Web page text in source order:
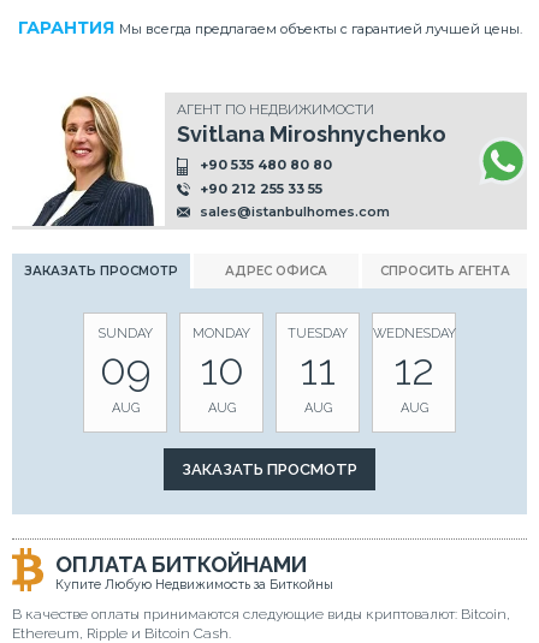
ГАРАНТИЯ Мы всегда предлагаем объекты с гарантией лучшей цены.
АГЕНТ ПО НЕДВИЖИМОСТИ
Svitlana Miroshnychenko
+90 535 480 80 80
+90 212 255 33 55
sales@istanbulhomes.com
ЗАКАЗАТЬ ПРОСМОТР АДРЕС ОФИСА СПРОСИТЬ АГЕНТА
SUNDAY
09
AUG
MONDAY
10
AUG
TUESDAY
11
AUG
WEDNESDAY
12
AUG
ОПЛАТА БИТКОЙНАМИ
Купите Любую Недвижимость за Биткойны
В качестве оплаты принимаются следующие виды криптовалют: Bitcoin,
Ethereum, Ripple и Bitcoin Cash.